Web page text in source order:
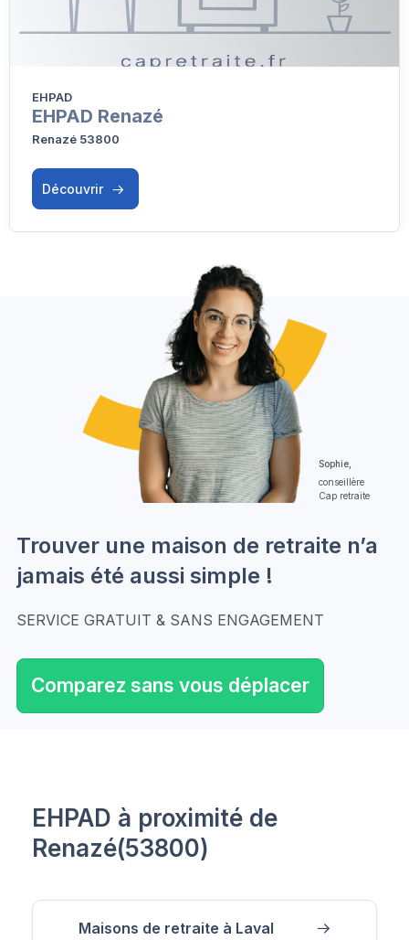
EHPAD
EHPAD Renazé
Renazé 53800
Découvrir
Sophie,
conseillère
Cap retraite
Trouver une maison de retraite n’a
jamais été aussi simple !
SERVICE GRATUIT & SANS ENGAGEMENT
Comparez sans vous déplacer
EHPAD à proximité de
Renazé(53800)
Maisons de retraite à Laval